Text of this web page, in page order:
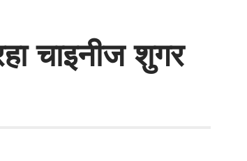
चाइनीज शुगर